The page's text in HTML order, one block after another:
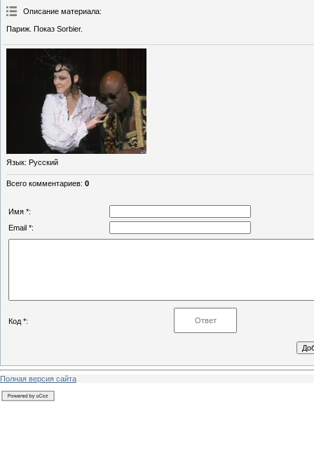
Описание материала:
Париж. Показ Sorbier.
Язык: Русский
Всего комментариев: 0
Имя *:
Email *:
Код *:
Полная версия сайта